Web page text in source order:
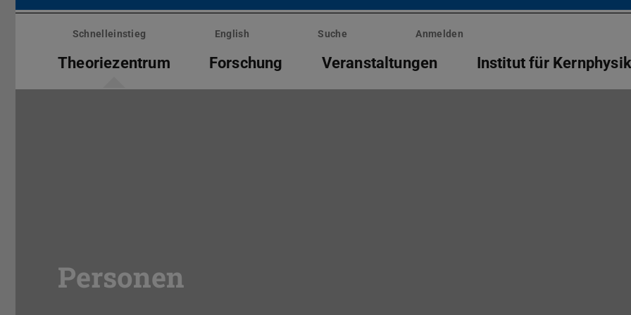
Menü
überspringenSchnelleinstieg English Suche Anmelden
Theoriezentrum Forschung Veranstaltungen Institut für Kernphysik
Personen